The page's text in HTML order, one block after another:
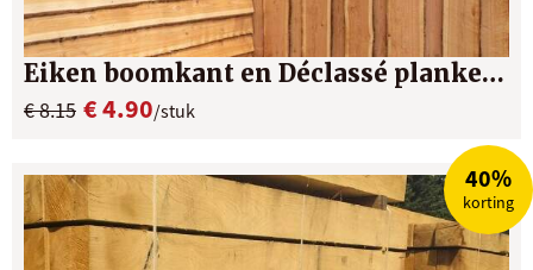
Eiken boomkant en Déclassé planken
€ 8.15 € 4.90/stuk
40%
korting